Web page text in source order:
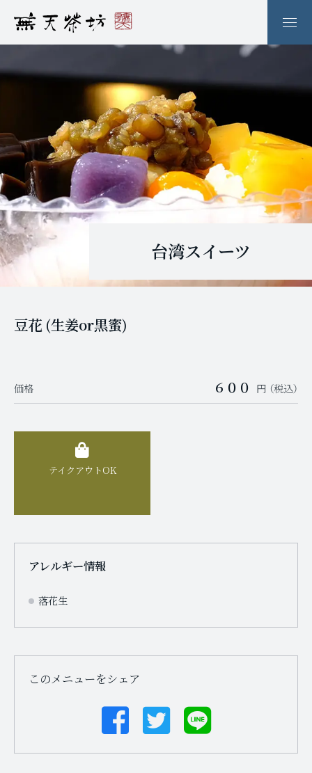
台湾スイーツ
豆花 (生姜or黒蜜)
価格 ６００ 円 （税込）
テイクアウトOK
アレルギー情報
落花生
このメニューをシェア